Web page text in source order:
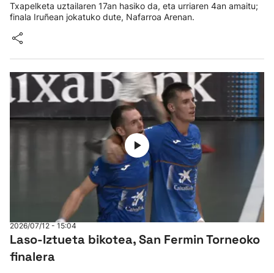
Txapelketa uztailaren 17an hasiko da, eta urriaren 4an amaitu;
finala Iruñean jokatuko dute, Nafarroa Arenan.
2026/07/12 - 15:04
Laso-Iztueta bikotea, San Fermin Torneoko
finalera